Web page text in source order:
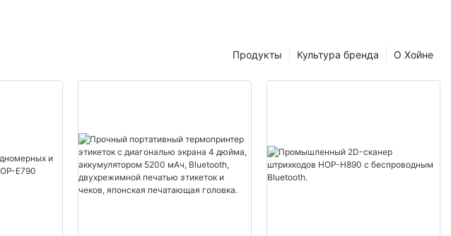
О Хойне
Культура бренда
Продукты